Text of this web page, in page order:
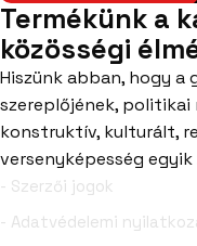
Termékünk a
közösségi
Hiszünk abban, hogy a
szereplőjének,
konstruktív, kulturált,
versenyképesség egyik
- Szerzői jogok
- Adatvédelemi